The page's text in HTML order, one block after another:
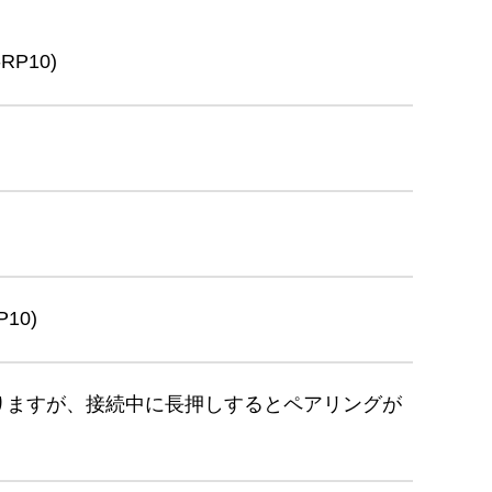
すが、接続中に長押しするとペアリングが